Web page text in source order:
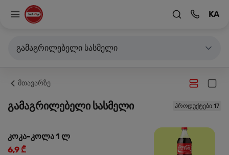
KA
გამაგრილებელი სასმელი
მთავარზე
გამაგრილებელი სასმელი პროდუქტები 17
კოკა-კოლა 1 ლ
6,9 ₾